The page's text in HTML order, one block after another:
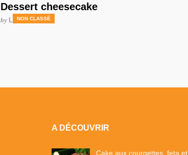
NON CLASSÉ
Dessert cheesecake
by LAURENCE
A DÉCOUVRIR
Cake aux courgettes, feta et